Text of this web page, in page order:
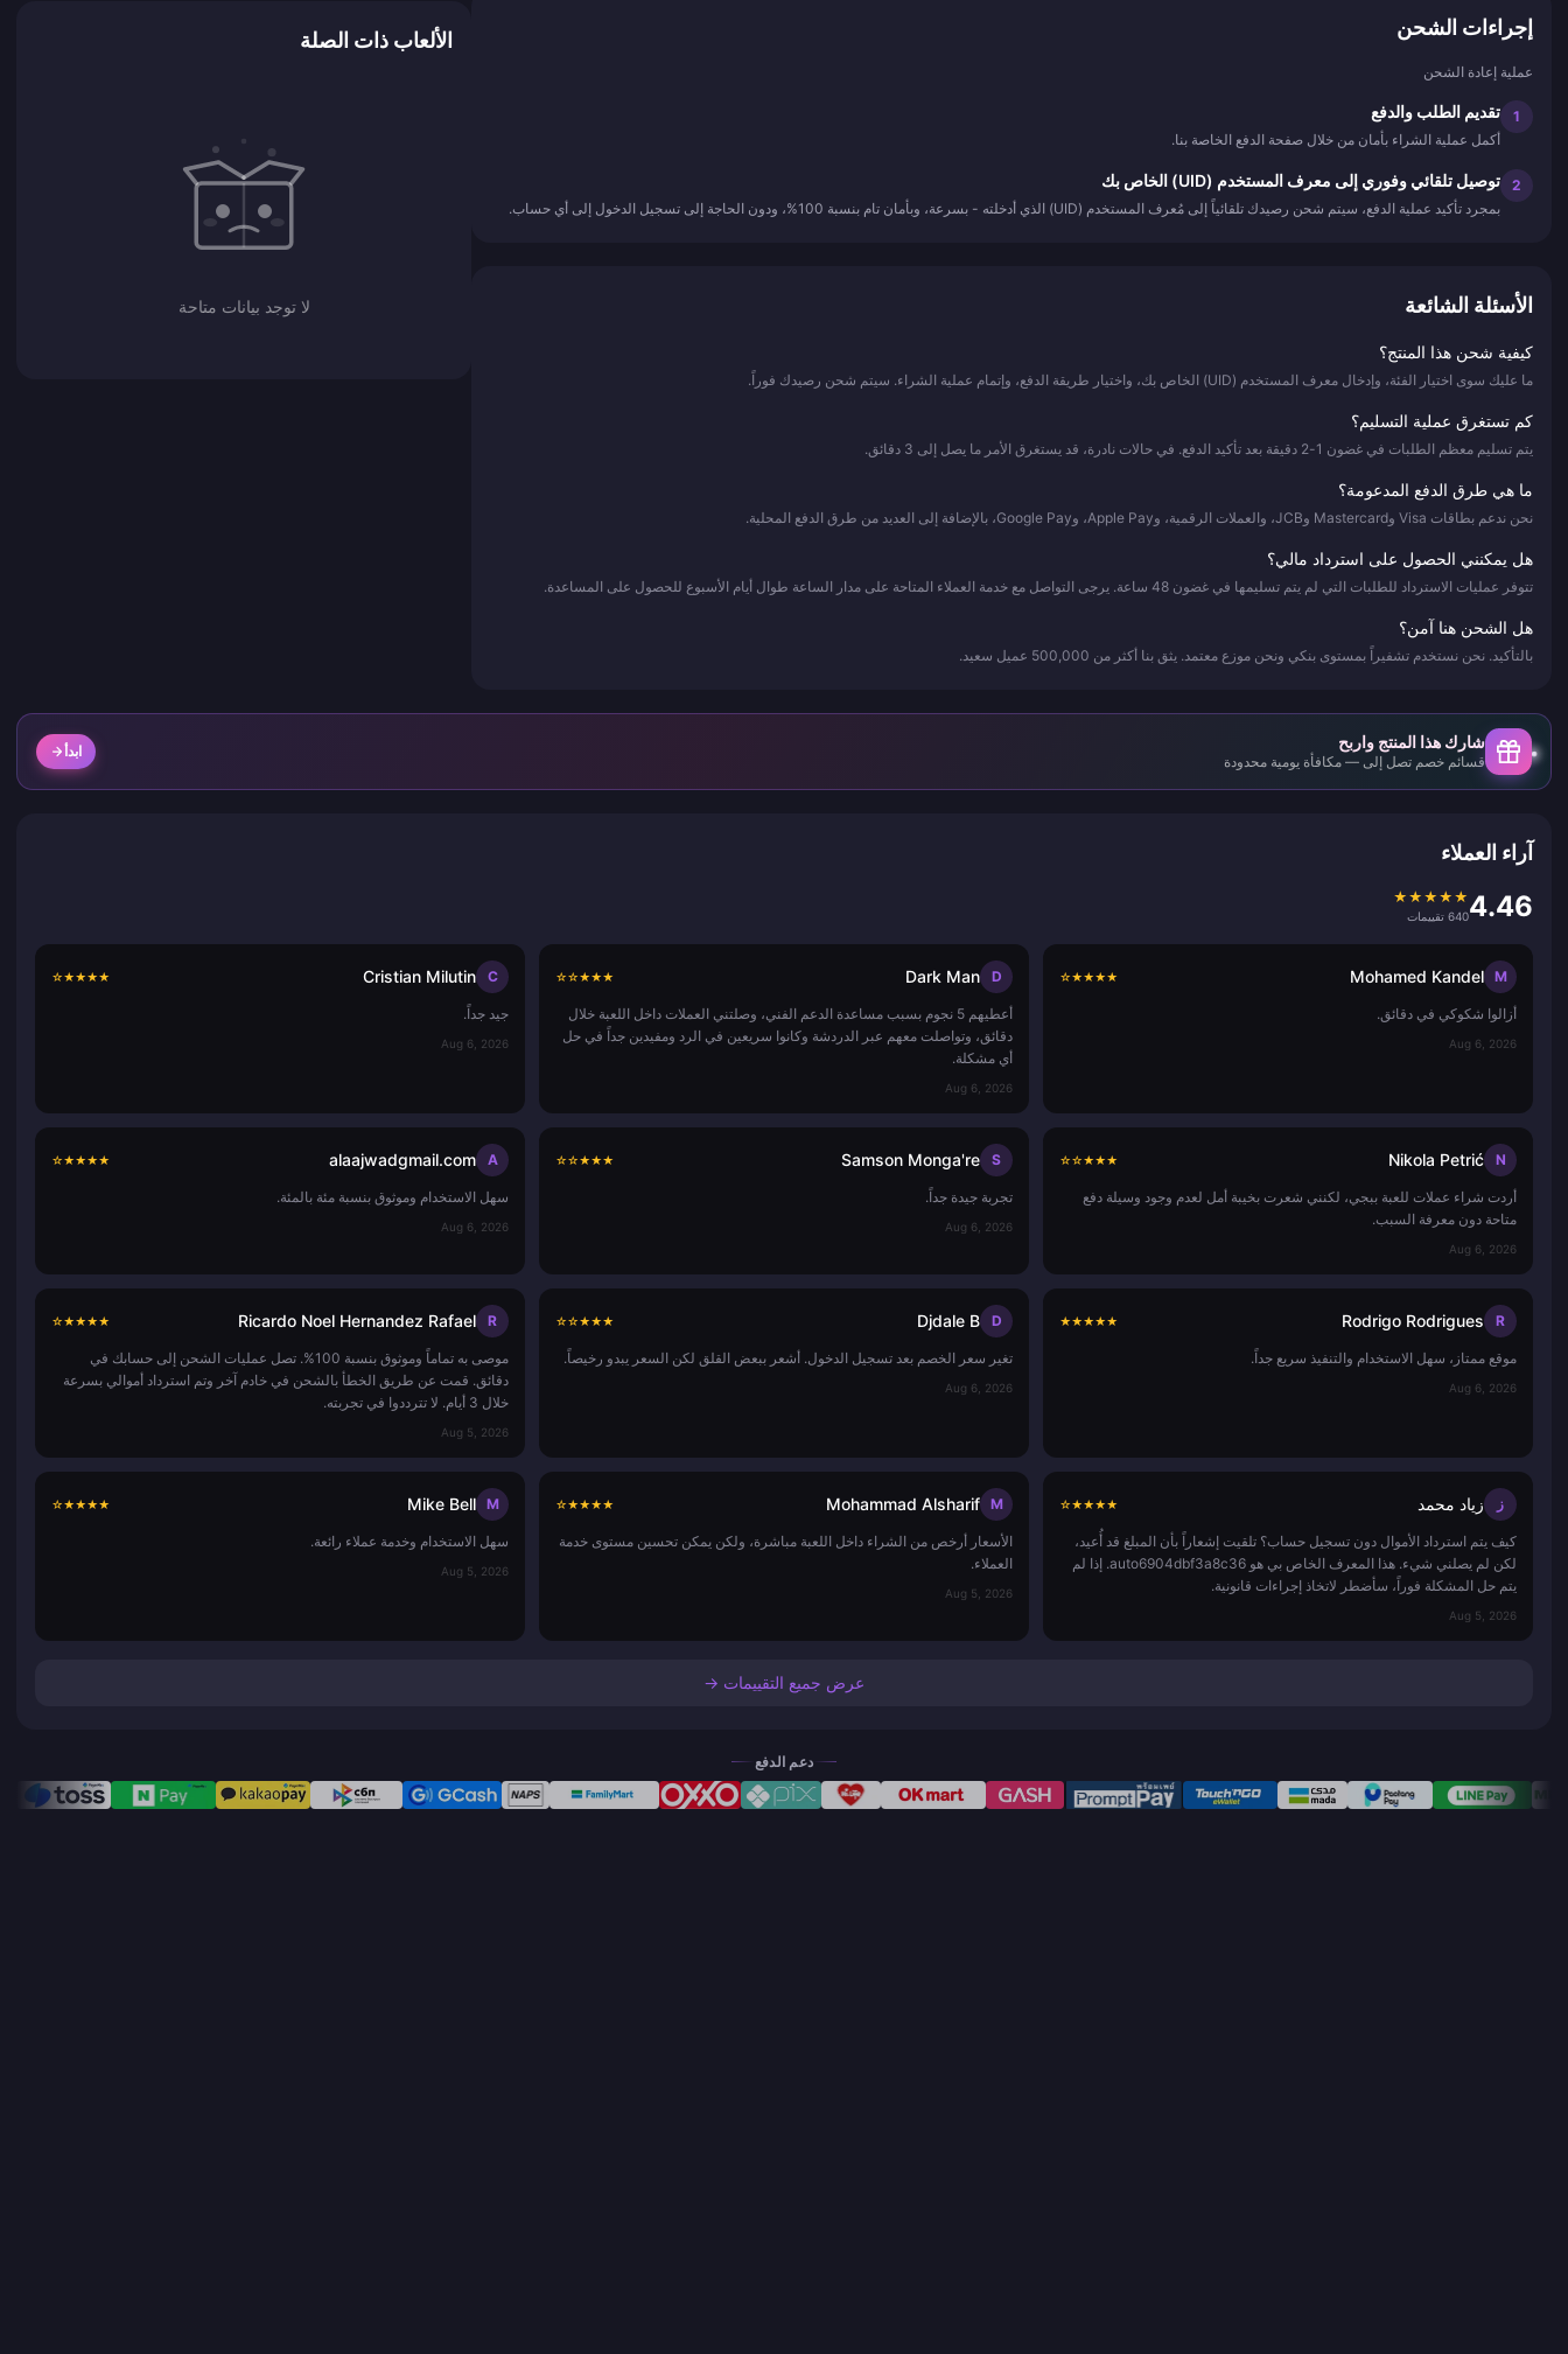
إجراءات الشحن
عملية إعادة الشحن
1 تقديم الطلب والدفع
أكمل عملية الشراء بأمان من خلال صفحة الدفع الخاصة بنا.
2 توصيل تلقائي وفوري إلى معرف المستخدم (UID) الخاص بك
بمجرد تأكيد عملية الدفع، سيتم شحن رصيدك تلقائياً إلى مُعرف المستخدم (UID) الذي أدخلته - بسرعة، وبأمان تام بنسبة 100%، ودون الحاجة إلى تسجيل الدخول إلى أي حساب.
الأسئلة الشائعة
كيفية شحن هذا المنتج؟
ما عليك سوى اختيار الفئة، وإدخال معرف المستخدم (UID) الخاص بك، واختيار طريقة الدفع، وإتمام عملية الشراء. سيتم شحن رصيدك فوراً.
كم تستغرق عملية التسليم؟
يتم تسليم معظم الطلبات في غضون 1-2 دقيقة بعد تأكيد الدفع. في حالات نادرة، قد يستغرق الأمر ما يصل إلى 3 دقائق.
ما هي طرق الدفع المدعومة؟
نحن ندعم بطاقات Visa وMastercard وJCB، والعملات الرقمية، وApple Pay، وGoogle Pay، بالإضافة إلى العديد من طرق الدفع المحلية.
هل يمكنني الحصول على استرداد مالي؟
تتوفر عمليات الاسترداد للطلبات التي لم يتم تسليمها في غضون 48 ساعة. يرجى التواصل مع خدمة العملاء المتاحة على مدار الساعة طوال أيام الأسبوع للحصول على المساعدة.
هل الشحن هنا آمن؟
بالتأكيد. نحن نستخدم تشفيراً بمستوى بنكي ونحن موزع معتمد. يثق بنا أكثر من 500,000 عميل سعيد.
الألعاب ذات الصلة
لا توجد بيانات متاحة
شارك هذا المنتج واربح
قسائم خصم تصل إلى — مكافأة يومية محدودة
ابدأ
آراء العملاء
4.46
★
★
★
★
★
640 تقييمات
M
Mohamed Kandel
★
★
★
★
☆
أزالوا شكوكي في دقائق.
Aug 6, 2026
D
Dark Man
★
★
★
☆
☆
أعطيهم 5 نجوم بسبب مساعدة الدعم الفني، وصلتني العملات داخل اللعبة خلال
دقائق، وتواصلت معهم عبر الدردشة وكانوا سريعين في الرد ومفيدين جداً في حل
أي مشكلة.
Aug 6, 2026
C
Cristian Milutin
★
★
★
★
☆
جيد جداً.
Aug 6, 2026
N
Nikola Petrić
★
★
★
☆
☆
أردت شراء عملات للعبة ببجي، لكنني شعرت بخيبة أمل لعدم وجود وسيلة دفع
متاحة دون معرفة السبب.
Aug 6, 2026
S
Samson Monga're
★
★
★
☆
☆
تجربة جيدة جداً.
Aug 6, 2026
A
alaajwadgmail.com
★
★
★
★
☆
سهل الاستخدام وموثوق بنسبة مئة بالمئة.
Aug 6, 2026
R
Rodrigo Rodrigues
★
★
★
★
★
موقع ممتاز، سهل الاستخدام والتنفيذ سريع جداً.
Aug 6, 2026
D
Djdale B
★
★
★
☆
☆
تغير سعر الخصم بعد تسجيل الدخول. أشعر ببعض القلق لكن السعر يبدو رخيصاً.
Aug 6, 2026
R
Ricardo Noel Hernandez Rafael
★
★
★
★
☆
موصى به تماماً وموثوق بنسبة 100%. تصل عمليات الشحن إلى حسابك في
دقائق. قمت عن طريق الخطأ بالشحن في خادم آخر وتم استرداد أموالي بسرعة
خلال 3 أيام. لا تترددوا في تجربته.
Aug 5, 2026
ز زياد محمد ★
★
★
★
☆
كيف يتم استرداد الأموال دون تسجيل حساب؟ تلقيت إشعاراً بأن المبلغ قد أُعيد،
لكن لم يصلني شيء. هذا المعرف الخاص بي هو auto6904dbf3a8c36. إذا لم
يتم حل المشكلة فوراً، سأضطر لاتخاذ إجراءات قانونية.
Aug 5, 2026
M
Mohammad Alsharif
★
★
★
★
☆
الأسعار أرخص من الشراء داخل اللعبة مباشرة، ولكن يمكن تحسين مستوى خدمة
العملاء.
Aug 5, 2026
M
Mike Bell
★
★
★
★
☆
سهل الاستخدام وخدمة عملاء رائعة.
Aug 5, 2026
عرض جميع التقييمات →
دعم الدفع